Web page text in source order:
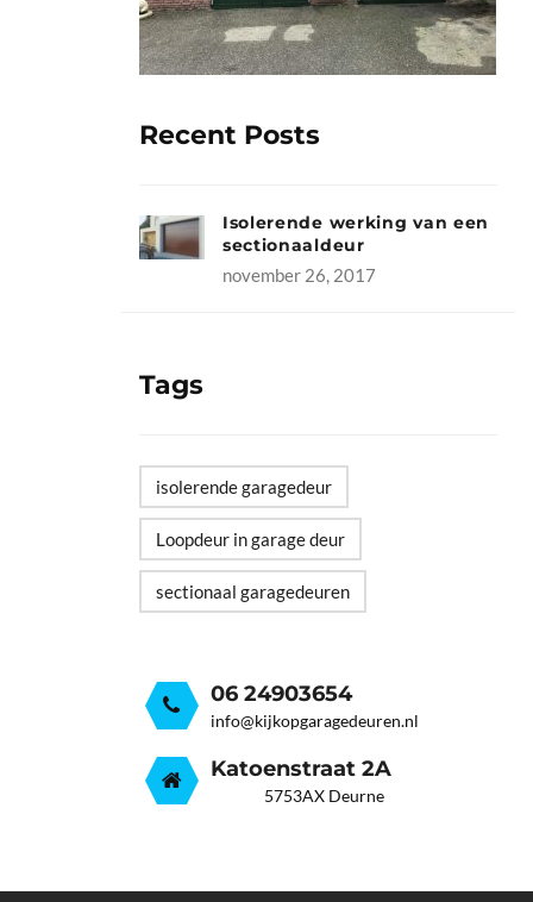
Recent Posts
Isolerende werking van een
sectionaaldeur
november 26, 2017
Tags
isolerende garagedeur
Loopdeur in garage deur
sectionaal garagedeuren
06 24903654
info@kijkopgaragedeuren.nl
Katoenstraat 2A
5753AX Deurne